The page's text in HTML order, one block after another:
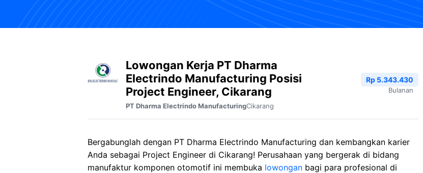
Lowongan Kerja PT Dharma
Electrindo Manufacturing Posisi
Project Engineer, Cikarang
PT Dharma Electrindo ManufacturingCikarang
Rp 5.343.430
Bulanan
Bergabunglah dengan PT Dharma Electrindo Manufacturing dan kembangkan karier
Anda sebagai Project Engineer di Cikarang! Perusahaan yang bergerak di bidang
manufaktur komponen otomotif ini membuka lowongan bagi para profesional di